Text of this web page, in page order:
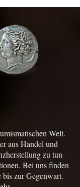
Welt.
aus Handel und
zu tun
Bei uns finden
zur Gegenwart.